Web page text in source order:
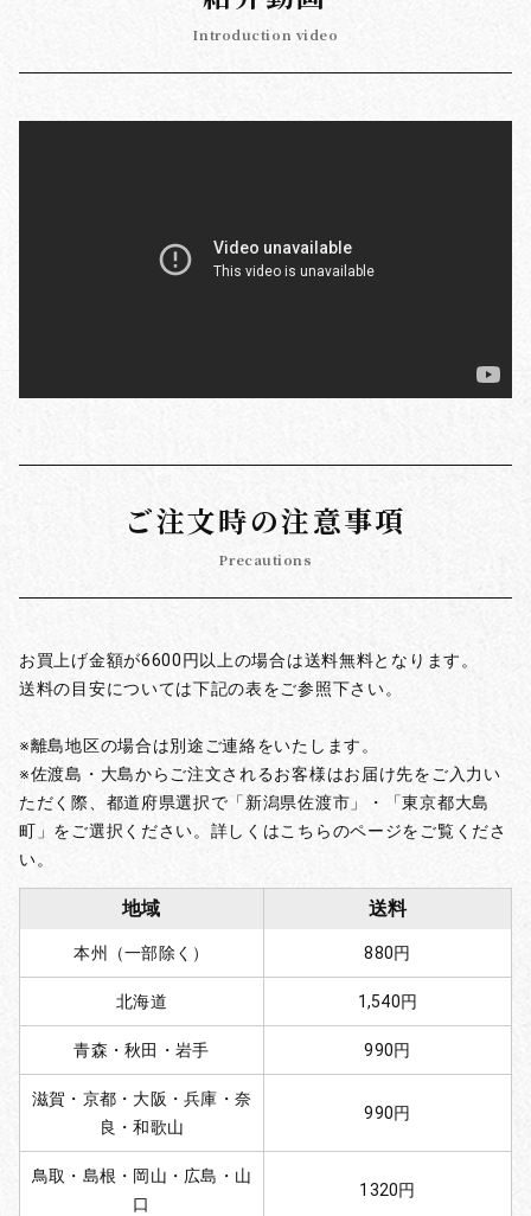
Introduction video
ご注文時の注意事項
Precautions
お買上げ金額が6600円以上の場合は送料無料となります。
送料の目安については下記の表をご参照下さい。
※離島地区の場合は別途ご連絡をいたします。
※佐渡島・大島からご注文されるお客様はお届け先をご入力い
ただく際、都道府県選択で「新潟県佐渡市」・「東京都大島
町」をご選択ください。詳しくはこちらのページをご覧くださ
い。
地域 送料
本州（一部除く） 880円
北海道 1,540円
青森・秋田・岩手 990円
滋賀・京都・大阪・兵庫・奈
良・和歌山
990円
鳥取・島根・岡山・広島・山
口
1320円